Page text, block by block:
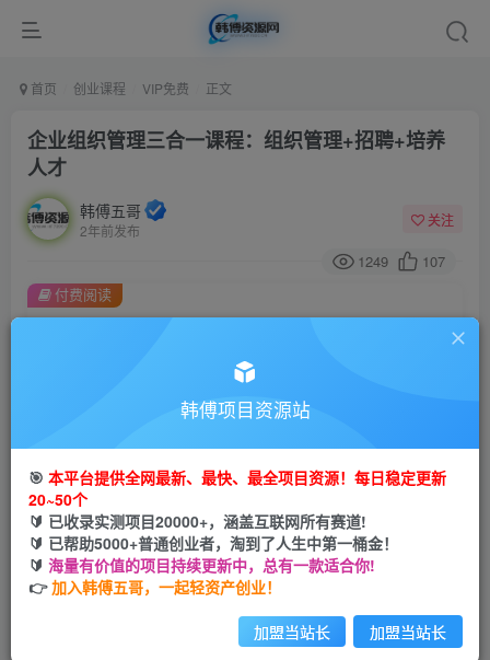
首页 创业课程 VIP免费 正文
企业组织管理三合一课程：组织管理+招聘+培养
人才
韩傅五哥
2年前发布
关注
1249 107
金币9.9金币99
立即购买
您当前未登录！建议登陆后购买，可保存购买订单
付费阅读
课程目录：├第01课学浪视频观看流程.mp4├第02课【必
韩傅项目资源站
🎯 本平台提供全网最新、最快、最全项目资源！每日稳定更新
20~50个
🔰 已收录实测项目20000+，涵盖互联网所有赛道!
🔰 已帮助5000+普通创业者，淘到了人生中第一桶金！
🔰 海量有价值的项目持续更新中，总有一款适合你!
👉加入韩傅五哥，一起轻资产创业！
加盟当站长 加盟当站长